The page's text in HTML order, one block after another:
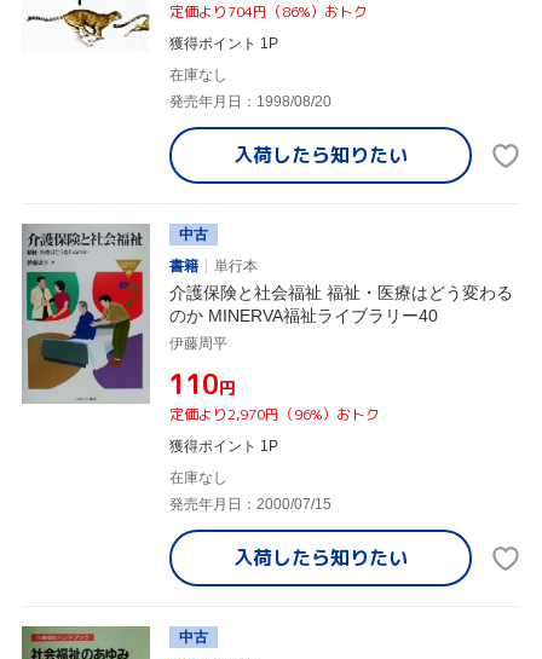
定価より704円（86%）おトク
獲得ポイント 1P
在庫なし
発売年月日：1998/08/20
入荷したら知りたい
中古
書籍
単行本
介護保険と社会福祉 福祉・医療はどう変わる
のか MINERVA福祉ライブラリー40
伊藤周平
¥110円
定価より2,970円（96%）おトク
獲得ポイント 1P
在庫なし
発売年月日：2000/07/15
入荷したら知りたい
中古